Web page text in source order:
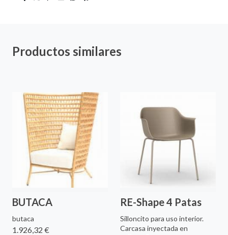
Productos similares
BUTACA
butaca
1.926,32 €
RE-Shape 4 Patas
Silloncito para uso interior.
Carcasa inyectada en